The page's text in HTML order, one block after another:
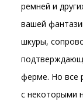
ремней и
вашей
шкуры,
ферме. Но все
с некоторыми